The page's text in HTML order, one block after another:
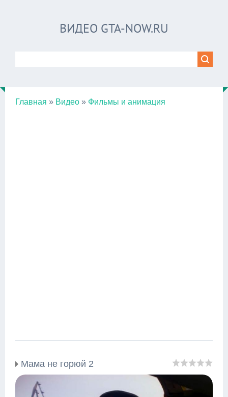
ВИДЕО GTA-NOW.RU
Главная » Видео » Фильмы и анимация
Мама не горюй 2